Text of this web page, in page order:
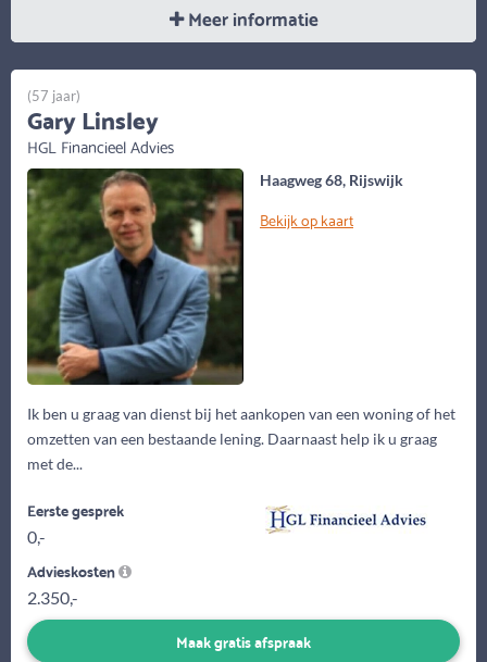
Meer informatie
Haagweg 68, Rijswijk
Bekijk op kaart
Ik ben u graag van dienst bij het aankopen van een woning of het
omzetten van een bestaande lening. Daarnaast help ik u graag
met de...
(57 jaar)
Gary Linsley
HGL Financieel Advies
Eerste gesprek
0,-
Advieskosten
2.350,-
Maak gratis afspraak